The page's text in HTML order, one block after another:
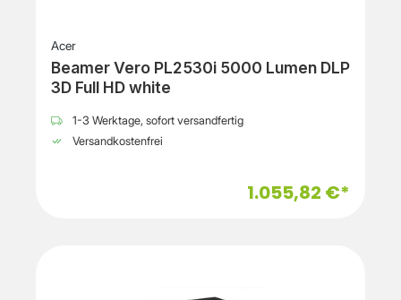
Acer
Beamer Vero PL2530i 5000 Lumen DLP
3D Full HD white
1-3 Werktage, sofort versandfertig
Versandkostenfrei
1.055,82 €*